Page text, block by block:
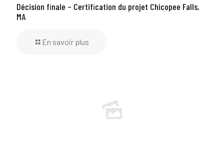
Décision finale – Certification du projet Chicopee Falls,
MA
En savoir plus